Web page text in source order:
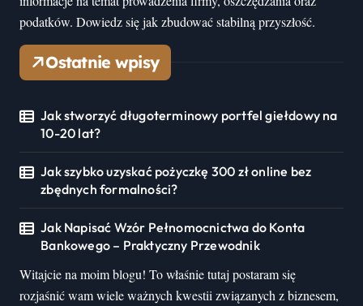
podatków. Dowiedz się jak zbudować stabilną przyszłość.
Ostatnie wpisy
Jak stworzyć długoterminowy portfel giełdowy na
10-20 lat?
Jak szybko uzyskać pożyczkę 300 zł online bez
zbędnych formalności?
Jak Napisać Wzór Pełnomocnictwa do Konta
Bankowego – Praktyczny Przewodnik
Witajcie na moim blogu! To właśnie tutaj postaram się
rozjaśnić wam wiele ważnych kwestii związanych z biznesem,